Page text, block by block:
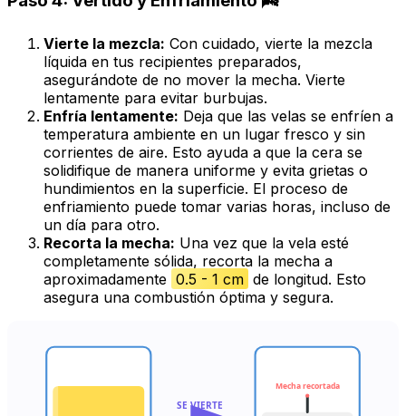
Vierte la mezcla: Con cuidado, vierte la mezcla
líquida en tus recipientes preparados,
asegurándote de no mover la mecha. Vierte
lentamente para evitar burbujas.
Enfría lentamente: Deja que las velas se enfríen a
temperatura ambiente en un lugar fresco y sin
corrientes de aire. Esto ayuda a que la cera se
solidifique de manera uniforme y evita grietas o
hundimientos en la superficie. El proceso de
enfriamiento puede tomar varias horas, incluso de
un día para otro.
Recorta la mecha: Una vez que la vela esté
completamente sólida, recorta la mecha a
aproximadamente 0.5 - 1 cm de longitud. Esto
asegura una combustión óptima y segura.
SE VIERTE
Mecha recortada